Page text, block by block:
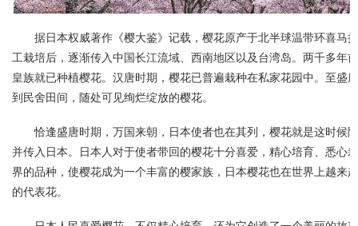
据日本权威著作《樱大鉴》记载，樱花原产于北半球温带环喜马
工栽培后，逐渐传入中国长江流域、西南地区以及台湾岛。两千多年
皇族就已种植樱花。汉唐时期，樱花已普遍栽种在私家花园中。至盛
到民舍田间，随处可见绚烂绽放的樱花。
恰逢盛唐时期，万国来朝，日本使者也在其列，樱花就是这时候
并传入日本。日本人对于使者带回的樱花十分喜爱，精心培育、悉心
界的品种，使樱花成为一个丰富的樱家族，日本樱花也在世界上越来
的代表花。